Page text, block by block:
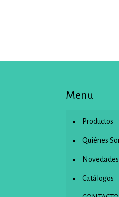
Menu
Productos
Quiénes
Novedades
Catálogos